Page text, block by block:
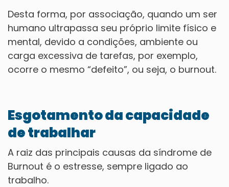
Desta forma, por associação, quando um ser
humano ultrapassa seu próprio limite físico e
mental, devido a condições, ambiente ou
carga excessiva de tarefas, por exemplo,
ocorre o mesmo “defeito”, ou seja, o burnout.
Esgotamento da capacidade
de trabalhar
A raiz das principais causas da síndrome de
Burnout é o estresse, sempre ligado ao
trabalho.